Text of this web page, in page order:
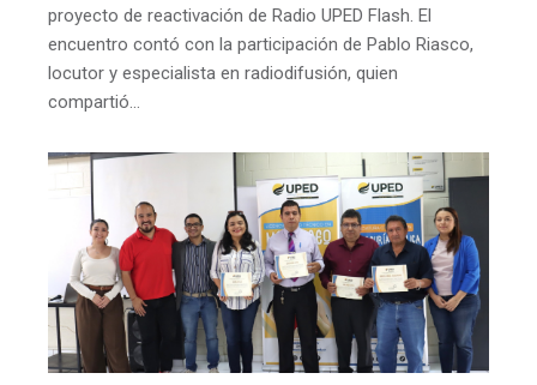
proyecto de reactivación de Radio UPED Flash. El
encuentro contó con la participación de Pablo Riasco,
locutor y especialista en radiodifusión, quien
compartió…